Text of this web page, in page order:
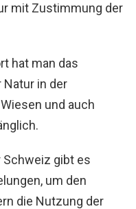
mit Zustimmung der
hat man das
Natur in der
und auch
Schweiz gibt es
um den
die Nutzung der